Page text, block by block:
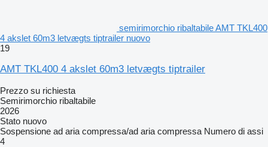
semirimorchio ribaltabile AMT TKL400
4 akslet 60m3 letvægts tiptrailer nuovo
19
AMT TKL400 4 akslet 60m3 letvægts tiptrailer
Prezzo su richiesta
Semirimorchio ribaltabile
2026
Stato nuovo
Sospensione ad aria compressa/ad aria compressa Numero di assi
4